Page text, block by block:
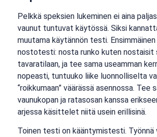
Pelkkä speksien lukeminen ei aina
vaunut tuntuvat käytössä. Siksi
muutama käytännön testi. Ensimmäinen
nostotesti: nosta runko kuten nostaisit
tavaratilaan, ja tee sama useamman
nopeasti, tuntuuko liike luonnolliselta
“roikkumaan” väärässä asennossa. Tee
vaunukopan ja ratasosan kanssa
arjessa käsittelet niitä usein erillisinä.
Toinen testi on kääntymistesti. Työnnä